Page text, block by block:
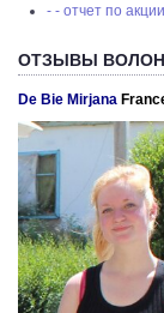
- - отчет по
ОТЗЫВЫ
De Bie Mirjana